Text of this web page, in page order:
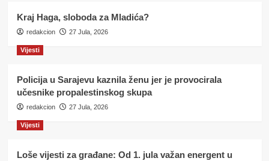
Kraj Haga, sloboda za Mladića?
redakcion 27 Jula, 2026
Vijesti
Policija u Sarajevu kaznila ženu jer je provocirala
učesnike propalestinskog skupa
redakcion 27 Jula, 2026
Vijesti
Loše vijesti za građane: Od 1. jula važan energent u